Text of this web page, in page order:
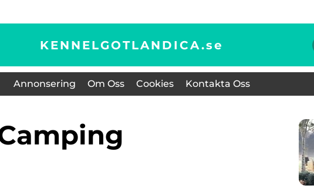
KENNELGOTLANDICA.se
Annonsering Om Oss Cookies Kontakta Oss
Camping